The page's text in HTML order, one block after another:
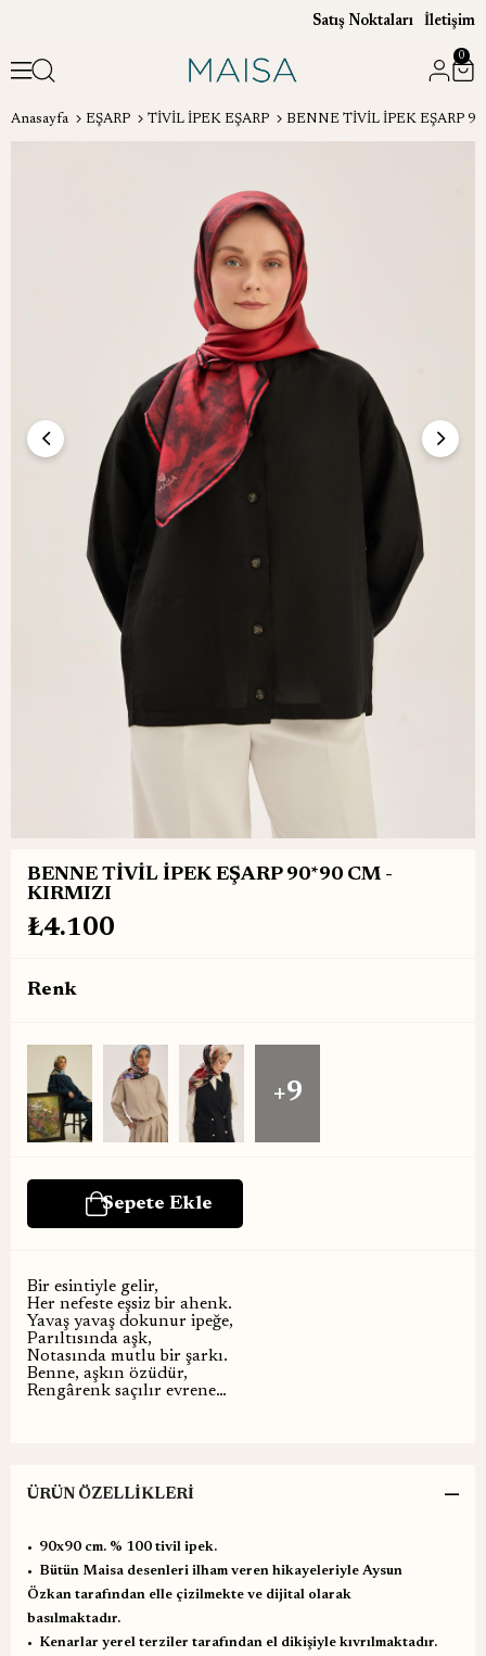
Satış Noktaları İletişim
0
Anasayfa EŞARP TİVİL İPEK EŞARP BENNE TİVİL İPEK EŞARP
BENNE TİVİL İPEK EŞARP 90*90 CM -
KIRMIZI
₺4.100
Renk
+9
Bir esintiyle gelir,
Her nefeste eşsiz bir ahenk.
Yavaş yavaş dokunur ipeğe,
Parıltısında aşk,
Notasında mutlu bir şarkı.
Benne, aşkın özüdür,
Rengârenk saçılır evrene…
ÜRÜN ÖZELLIKLERI
•⁠ ⁠90x90 cm. % 100 tivil ipek.
•⁠ ⁠Bütün Maisa desenleri ilham veren hikayeleriyle Aysun
Özkan tarafından elle çizilmekte ve dijital olarak
basılmaktadır.
•⁠ ⁠Kenarlar yerel terziler tarafından el dikişiyle kıvrılmaktadır.